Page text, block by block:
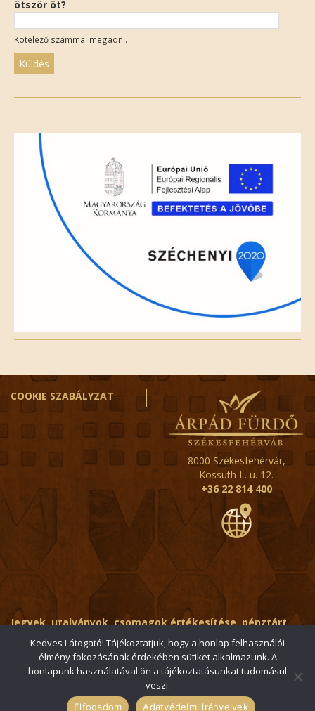
ötször öt?
Kötelező számmal megadni.
field
empty.
COOKIE SZABÁLYZAT
8000 Székesfehérvár,
Kossuth L. u. 12.
+36 22 814 400
Jegyek, utalványok, csomagok értékesítése, pénztárt
érintő kérdések:
ertekesito@fehervar-arpadfurdo.hu
Általános érdeklődés: info@fehervar-arpadfurdo.hu
© 2006-2026 Székesfehérvári Árpád Fürdő / Minden jog
Kedves Látogató! Tájékoztatjuk, hogy a honlap felhasználói
élmény fokozásának érdekében sütiket alkalmazunk. A
honlapunk használatával ön a tájékoztatásunkat tudomásul
veszi.
Elfogadom Adatvédelmi irányelvek